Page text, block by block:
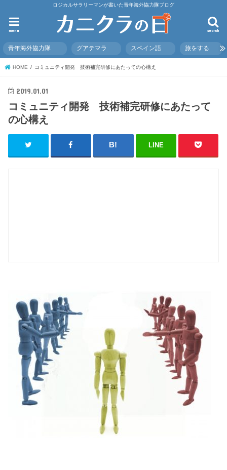
ロジカルサラリーマンが書いた青年海外協力隊ブログ
search
menu
青年海外協力隊 グアテマラ スペイン語 旅をする
HOME コミュニティ開発 技術補完研修にあたっての心構え
2019.01.01
コミュニティ開発 技術補完研修にあたって
の心構え
LINE